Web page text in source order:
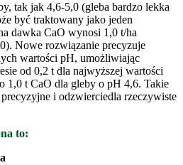
tak jak 4,6-5,0 (gleba bardzo lekka
być traktowany jako jeden
dawka CaO wynosi 1,0 t/ha
Nowe rozwiązanie precyzuje
wartości pH, umożliwiając
od 0,2 t dla najwyższej wartości
1,0 t CaO dla gleby o pH 4,6. Takie
i odzwierciedla rzeczywiste
to: